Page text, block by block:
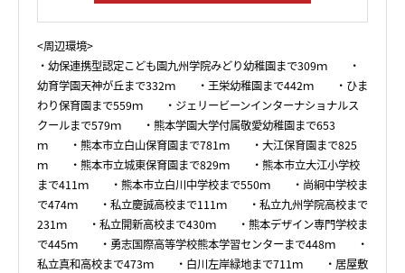
<周辺環境>
・幼保連携型認定こども園九州学院みどり幼稚園まで309ｍ ・
幼育学園天神が丘まで332ｍ ・王栄幼稚園まで442ｍ ・ひま
わり保育園まで559ｍ ・ジェリービーンインターナショナルス
クールまで579ｍ ・熊本学園大学付属敬愛幼稚園まで653
ｍ ・熊本市立白山保育園まで781ｍ ・大江保育園まで825
ｍ ・熊本市立城東保育園まで829ｍ ・熊本市立大江小学校
まで411ｍ ・熊本市立白川中学校まで550ｍ ・尚絅中学校ま
で474ｍ ・私立慶誠高校まで111ｍ ・私立九州学院高校まで
231ｍ ・私立開新高校まで430ｍ ・熊本デザイン専門学校ま
で445ｍ ・勇志国際高等学校熊本学習センターまで448ｍ ・
私立真和高校まで473ｍ ・白川左岸緑地まで711ｍ ・居屋敷